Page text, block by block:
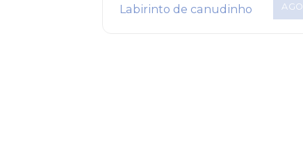
AGO
Labirinto de canudinho